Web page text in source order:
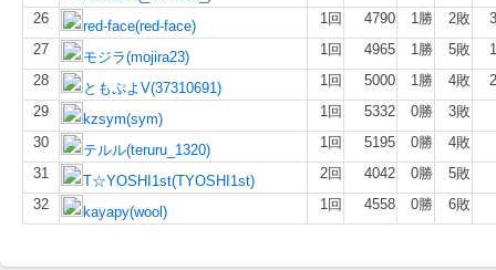
26
red-face(red-face) 1回 4790 1勝 2敗
27
モジラ(mojira23) 1回 4965 1勝 5敗
28
ともぷよV(37310691) 1回 5000 1勝 4敗
29
kzsym(sym) 1回 5332 0勝
3敗
30
テルル(teruru_1320) 1回 5195 0勝
4敗
31
T☆YOSHI1st(TYOSHI1st) 2回 4042 0勝
5敗
32
kayapy(wool) 1回 4558 0勝 6敗